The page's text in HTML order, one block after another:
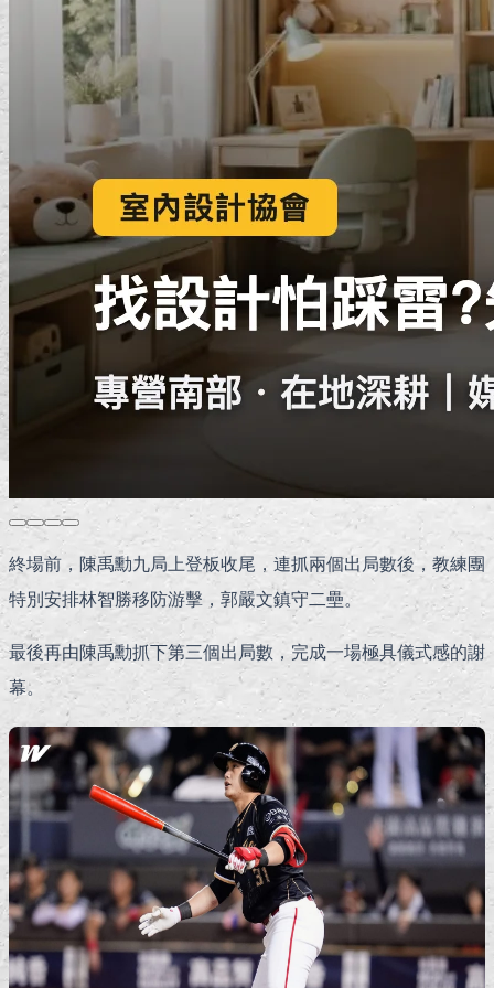
終場前，陳禹勳九局上登板收尾，連抓兩個出局數後，教練團
特別安排林智勝移防游擊，郭嚴文鎮守二壘。
最後再由陳禹勳抓下第三個出局數，完成一場極具儀式感的謝
幕。